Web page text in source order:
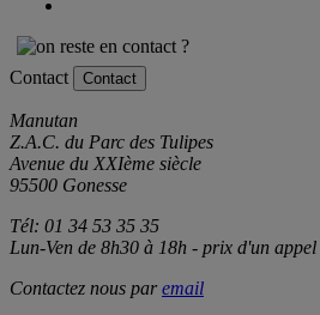
Contact
Manutan
Z.A.C. du Parc des Tulipes
Avenue du XXIème siècle
Tél: 01 34 53 35 35